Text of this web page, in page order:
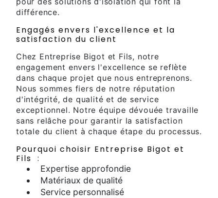
différence.
Engagés envers l'excellence et la
satisfaction du client
Chez Entreprise Bigot et Fils, notre
engagement envers l'excellence se reflète
dans chaque projet que nous entreprenons.
Nous sommes fiers de notre réputation
d'intégrité, de qualité et de service
exceptionnel. Notre équipe dévouée travaille
sans relâche pour garantir la satisfaction
totale du client à chaque étape du processus.
Pourquoi choisir Entreprise Bigot et
Fils :
Expertise approfondie
Matériaux de qualité
Service personnalisé